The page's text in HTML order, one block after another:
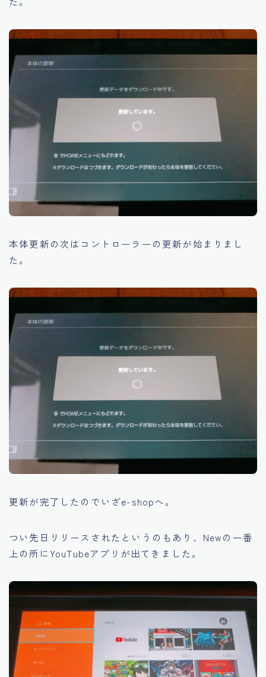
本体更新の次はコントローラーの更新が始まりまし
た。
更新が完了したのでいざe-shopへ。
つい先日リリースされたというのもあり、Newの一番
上の所にYouTubeアプリが出てきました。